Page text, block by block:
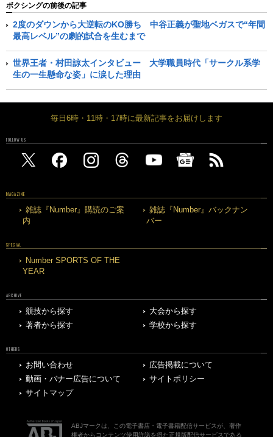
ボクシングの前後の記事
2度のダウンから大逆転のKO勝ち 中谷正義が聖地ベガスで“年間
最高レベル”の劇的試合を生むまで
世界王者・村田諒太インタビュー 大学職員時代「サークル系学
生の一生懸命な姿」に涙した理由
毎日6時・11時・17時に最新記事をお届けします
FOLLOW US
MAGAZINE
雑誌『Number』購読のご案
内
雑誌『Number』バックナン
バー
SPECIAL
Number SPORTS OF THE
YEAR
ARCHIVE
競技から探す
大会から探す
著者から探す
学校から探す
OTHERS
お問い合わせ
広告掲載について
動画・バナー広告について
サイトポリシー
サイトマップ
ABJマークは、この電子書店・電子書籍配信サービスが、著作
権者からコンテンツ使用許諾を得た正規版配信サービスである